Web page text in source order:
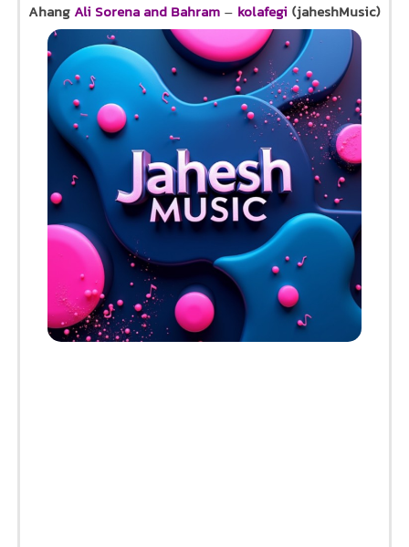
Ahang Ali Sorena and Bahram – kolafegi (jaheshMusic)